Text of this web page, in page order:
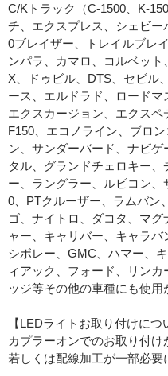
C/Kトラック（C-1500、K-
チ、エクスプレス、シェビ
0ブレイザー、トレイルブレ
ンパラ、カマロ、コルベッ
X、ドゥビル、DTS、セビル
ース、エルドラド、ロードマ
エクスカージョン、エクスペ
F150、エコノライン、ブロ
ン、サンダーバード、ナビ
タル、グランドチェロキー
ー、ラングラー、ルビコン
0、PTクルーザー、ラムバン
ゴ、ナイトロ、ダコタ、マ
ャー、キャリバー、キャラバ
シボレー、GMC、ハマー、
ィアック、フォード、リン
ッジ等その他の車種にも使用
【LEDライトお取り付けにつ
カプラーオンでのお取り付け
若しくは配線加工が一部必要